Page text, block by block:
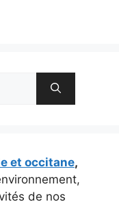
et occitane,
de nos